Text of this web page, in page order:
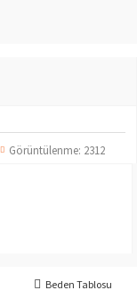
Görüntülenme: 2312
Beden Tablosu